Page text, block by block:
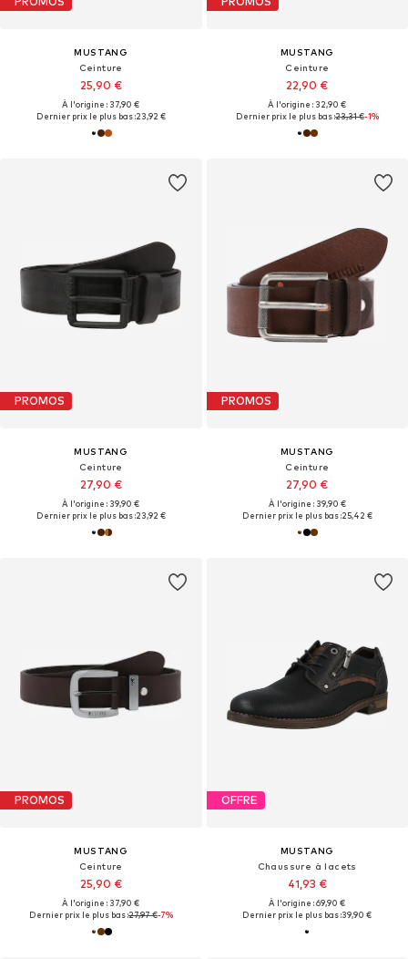
MUSTANG
Ceinture
25,90 €
À l'origine : 37,90 €
Dernier prix le plus bas :23,92 €
MUSTANG
Ceinture
22,90 €
À l'origine : 32,90 €
Dernier prix le plus bas :23,31 €-1%
PROMOS
MUSTANG
Ceinture
27,90 €
À l'origine : 39,90 €
Dernier prix le plus bas :23,92 €
PROMOS
MUSTANG
Ceinture
27,90 €
À l'origine : 39,90 €
Dernier prix le plus bas :25,42 €
PROMOS
MUSTANG
Ceinture
25,90 €
À l'origine : 37,90 €
Dernier prix le plus bas :27,97 €-7%
OFFRE
MUSTANG
Chaussure à lacets
41,93 €
À l'origine : 69,90 €
Dernier prix le plus bas :39,90 €